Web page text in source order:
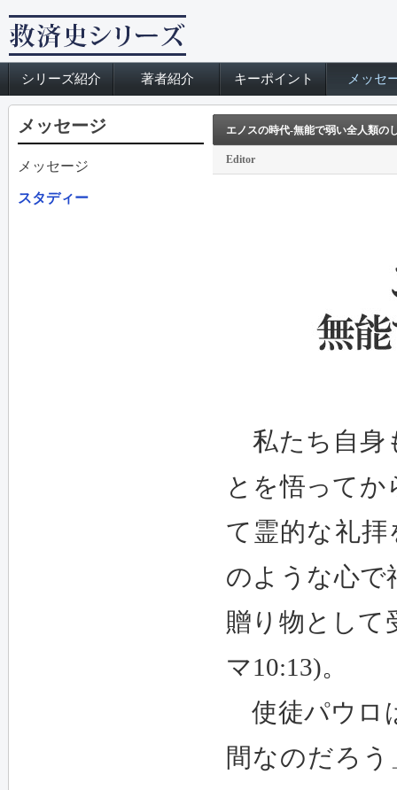
シリーズ紹介 著者紹介 キーポイント メッセ
メッセージ
メッセージ
スタディー
エノスの時代‐無能で弱い全人類の
Editor
私たち自身
とを悟って
て霊的な礼
のような心で
贈り物として
マ10:13)。
使徒パウロ
間なのだろ